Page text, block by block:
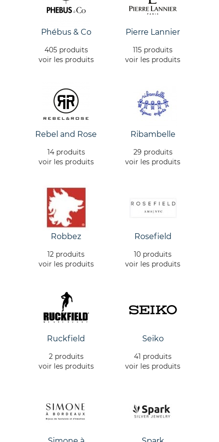
Phébus & Co
405 produits
voir les produits
Pierre Lannier
115 produits
voir les produits
Rebel and Rose
14 produits
voir les produits
Ribambelle
29 produits
voir les produits
Robbez
12 produits
voir les produits
Rosefield
10 produits
voir les produits
Ruckfield
2 produits
voir les produits
Seiko
41 produits
voir les produits